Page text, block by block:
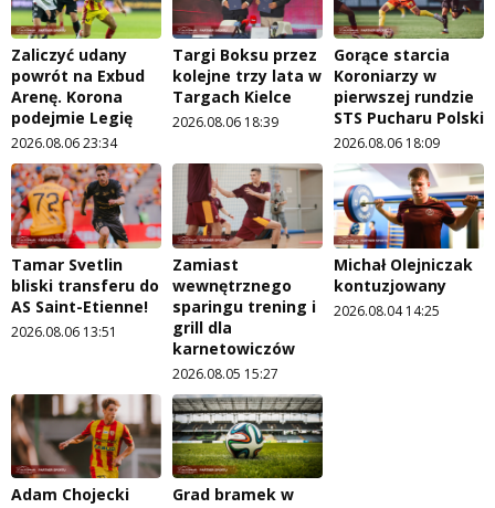
Zaliczyć udany
powrót na Exbud
Arenę. Korona
podejmie Legię
2026.08.06 23:34
Targi Boksu przez
kolejne trzy lata w
Targach Kielce
2026.08.06 18:39
Gorące starcia
Koroniarzy w
pierwszej rundzie
STS Pucharu Polski
2026.08.06 18:09
Tamar Svetlin
bliski transferu do
AS Saint-Etienne!
2026.08.06 13:51
Zamiast
wewnętrznego
sparingu trening i
grill dla
karnetowiczów
2026.08.05 15:27
Michał Olejniczak
kontuzjowany
2026.08.04 14:25
Adam Chojecki
Grad bramek w